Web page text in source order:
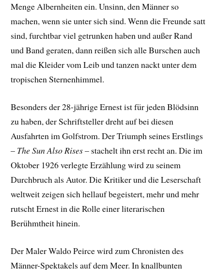
Menge Albernheiten ein. Unsinn, den Männer so
machen, wenn sie unter sich sind. Wenn die Freunde satt
sind, furchtbar viel getrunken haben und außer Rand
und Band geraten, dann reißen sich alle Burschen auch
mal die Kleider vom Leib und tanzen nackt unter dem
tropischen Sternenhimmel.
Besonders der 28-jährige Ernest ist für jeden Blödsinn
zu haben, der Schriftsteller dreht auf bei diesen
Ausfahrten im Golfstrom. Der Triumph seines Erstlings
– The Sun Also Rises– stachelt ihn erst recht an. Die im
Oktober 1926 verlegte Erzählung wird zu seinem
Durchbruch als Autor. Die Kritiker und die Leserschaft
weltweit zeigen sich hellauf begeistert, mehr und mehr
rutscht Ernest in die Rolle einer literarischen
Berühmtheit hinein.
Der Maler Waldo Peirce wird zum Chronisten des
Männer-Spektakels auf dem Meer. In knallbunten